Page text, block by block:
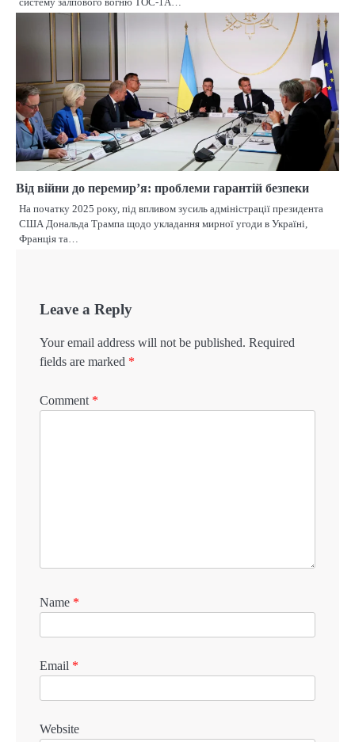
Від війни до перемир’я: проблеми гарантій безпеки
На початку 2025 року, під впливом зусиль адміністрації президента
США Дональда Трампа щодо укладання мирної угоди в Україні,
Франція та…
Leave a Reply
Your email address will not be published. Required
fields are marked *
Comment *
Name *
Email *
Website